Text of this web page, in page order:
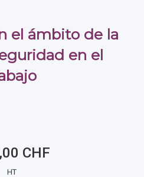
el ámbito de la
en el
CHF
HT